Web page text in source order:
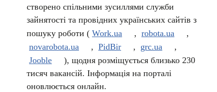
створено спільними зусиллями служби
зайнятості та провідних українських сайтів з
пошуку роботи ( Work.ua , robota.ua
,
novarobota.ua
, PidBir , grc.ua
,
Jooble
), щодня розміщується близько 230
тисяч вакансій. Інформація на порталі
оновлюється онлайн.